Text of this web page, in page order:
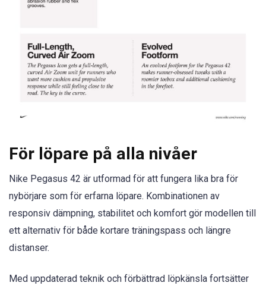
För löpare på alla nivåer
Nike Pegasus 42 är utformad för att fungera lika bra för
nybörjare som för erfarna löpare. Kombinationen av
responsiv dämpning, stabilitet och komfort gör modellen till
ett alternativ för både kortare träningspass och längre
distanser.
Med uppdaterad teknik och förbättrad löpkänsla fortsätter